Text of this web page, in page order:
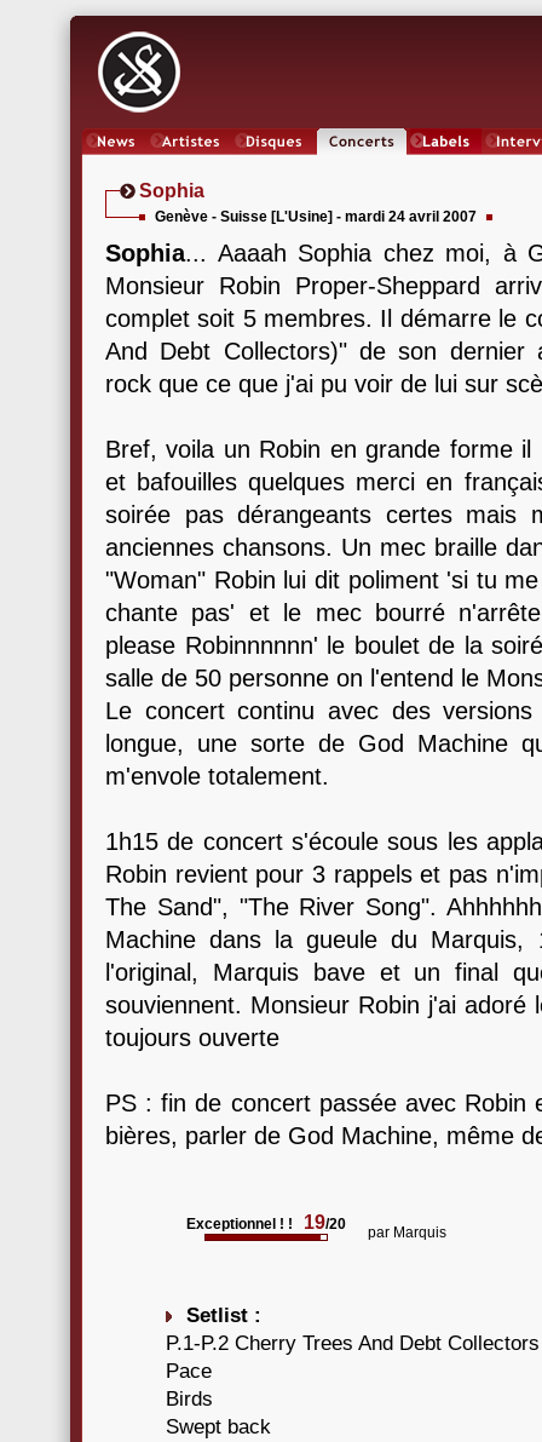
Sophia
Genève - Suisse [L'Usine] - mardi 24 avril 2007
Sophia... Aaaah Sophia chez moi, à
Monsieur Robin Proper-Sheppard
complet soit 5 membres. Il démarre le
And Debt Collectors)" de son dernier
rock que ce que j'ai pu voir de lui sur
Bref, voila un Robin en grande forme
et bafouilles quelques merci en
soirée pas dérangeants certes mais
anciennes chansons. Un mec braille
"Woman" Robin lui dit poliment 'si tu
chante pas' et le mec bourré
please Robinnnnnn' le boulet de la
salle de 50 personne on l'entend le
Le concert continu avec des
longue, une sorte de God Machine
m'envole totalement.
1h15 de concert s'écoule sous les
Robin revient pour 3 rappels et pas
The Sand", "The River Song".
Machine dans la gueule du
l'original, Marquis bave et un final
souviennent. Monsieur Robin j'ai
toujours ouverte
PS : fin de concert passée avec Robin
bières, parler de God Machine, même
Exceptionnel ! ! 19/20 par Marquis
Setlist :
P.1-P.2 Cherry Trees And Debt Collectors
Pace
Birds
Swept back